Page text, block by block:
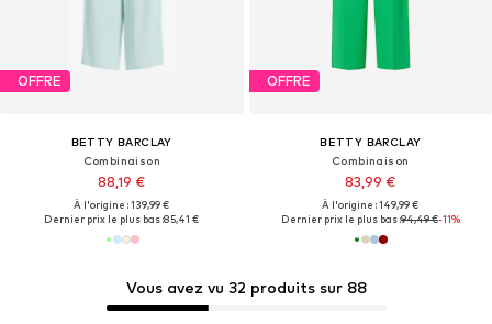
OFFRE
BETTY BARCLAY
Combinaison
88,19 €
À l'origine : 139,99 €
Dernier prix le plus bas :85,41 €
OFFRE
BETTY BARCLAY
Combinaison
83,99 €
À l'origine : 149,99 €
Dernier prix le plus bas :94,49 €-11%
Vous avez vu 32 produits sur 88